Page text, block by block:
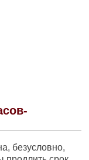
безусловно,